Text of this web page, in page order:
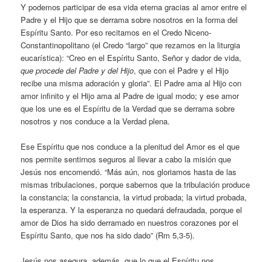
Y podemos participar de esa vida eterna gracias al amor entre el
Padre y el Hijo que se derrama sobre nosotros en la forma del
Espíritu Santo. Por eso recitamos en el Credo Niceno-
Constantinopolitano (el Credo “largo” que rezamos en la liturgia
eucarística): “Creo en el Espíritu Santo, Señor y dador de vida,
que procede del Padre y del Hijo, que con el Padre y el Hijo
recibe una misma adoración y gloria”. El Padre ama al Hijo con
amor infinito y el Hijo ama al Padre de igual modo; y ese amor
que los une es el Espíritu de la Verdad que se derrama sobre
nosotros y nos conduce a la Verdad plena.
Ese Espíritu que nos conduce a la plenitud del Amor es el que
nos permite sentirnos seguros al llevar a cabo la misión que
Jesús nos encomendó. “Más aún, nos gloriamos hasta de las
mismas tribulaciones, porque sabemos que la tribulación produce
la constancia; la constancia, la virtud probada; la virtud probada,
la esperanza. Y la esperanza no quedará defraudada, porque el
amor de Dios ha sido derramado en nuestros corazones por el
Espíritu Santo, que nos ha sido dado” (Rm 5,3-5).